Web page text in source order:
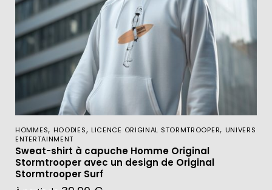
HOMMES, HOODIES, LICENCE ORIGINAL STORMTROOPER, UNIVERS
ENTERTAINMENT
Sweat-shirt à capuche Homme Original
Stormtrooper avec un design de Original
Stormtrooper Surf